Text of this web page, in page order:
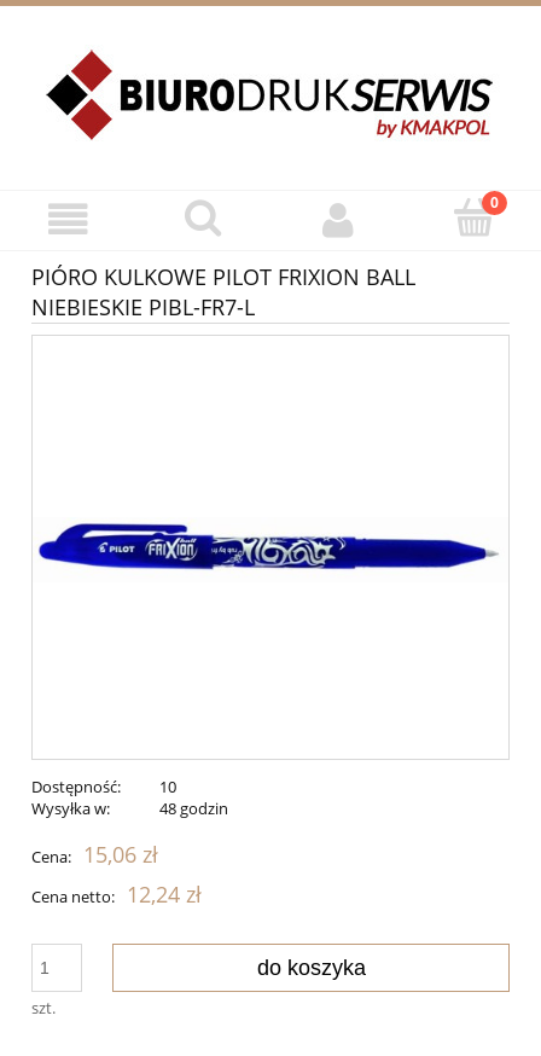
PIÓRO KULKOWE PILOT FRIXION BALL
NIEBIESKIE PIBL-FR7-L
Dostępność:
10
Wysyłka w:
48 godzin
Cena: 15,06 zł
Cena netto: 12,24 zł
szt.
do koszyka